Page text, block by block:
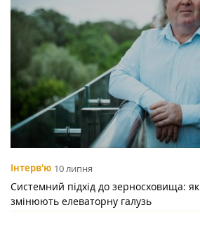
Інтерв'ю 10 липня
Системний підхід до зерносховища: як
змінюють елеваторну галузь